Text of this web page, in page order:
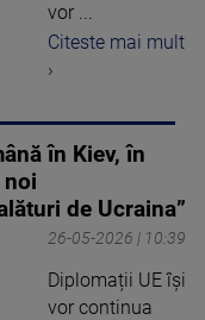
vor ...
Citeste mai mult
›
în Kiev, în
noi
de Ucraina”
26-05-2026 | 10:39
Diplomații UE își
vor continua